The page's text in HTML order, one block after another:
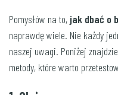
Pomysłów na to, jak dbać o
naprawdę wiele. Nie każdy
naszej uwagi. Poniżej
metody, które warto